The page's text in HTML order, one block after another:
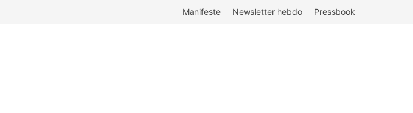
Manifeste Newsletter hebdo Pressbook